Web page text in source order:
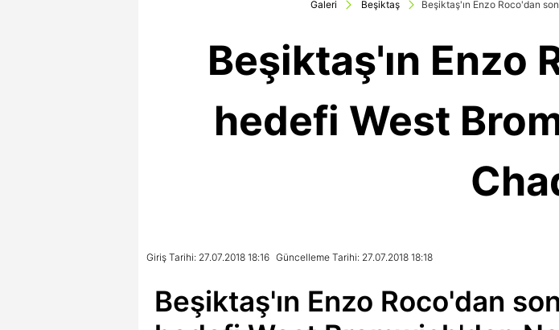
Galeri Beşiktaş Beşiktaş'ın Enzo Roco'dan
Beşiktaş'ın Enzo
hedefi West
Giriş Tarihi: 27.07.2018 18:16 Güncelleme Tarihi: 27.07.2018 18:18
Beşiktaş'ın Enzo Roco'dan